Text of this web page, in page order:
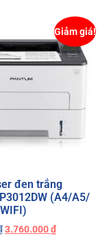
Giảm giá!
đen trắng
(A4/A5/
3.760.000₫